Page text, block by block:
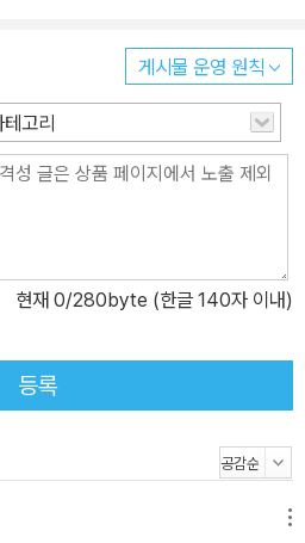
법한 감각들을 따뜻하고 섬세한 문장
의 다채로운 표현을 통해 어린이가 감
운 감각을 느끼기 위해 도전할 수 있
는 어린이들의 느낌을 사랑스럽고
자연스럽게 자신의 경험을 떠올릴 수
글과 그림은 어린이 독자들이 감각
게시물 운영 원칙
테고리
현재 0/280byte (한글 140자 이내)
등록